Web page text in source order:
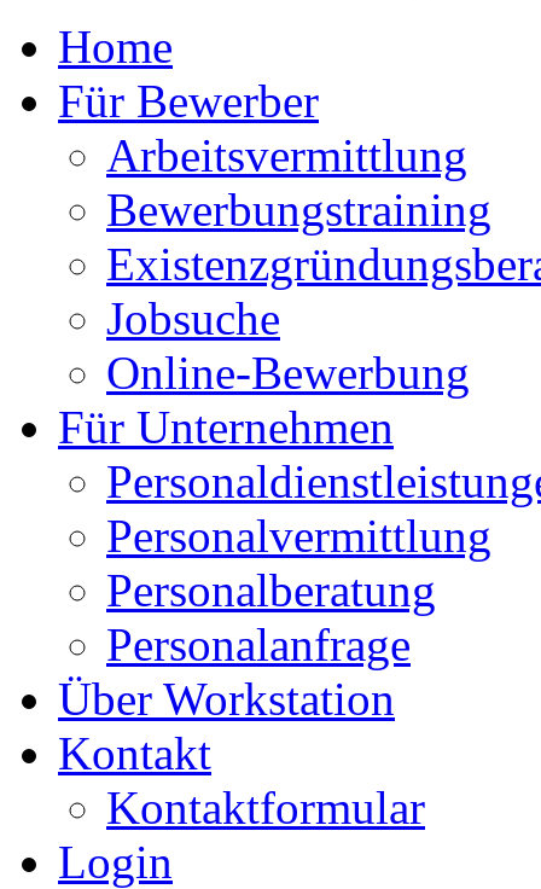
Home
Für Bewerber
Arbeitsvermittlung
Bewerbungstraining
Jobsuche
Online-Bewerbung
Für Unternehmen
Personalvermittlung
Personalberatung
Personalanfrage
Über Workstation
Kontakt
Kontaktformular
Login